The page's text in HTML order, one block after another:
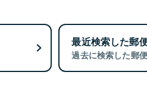
最近検索した郵
過去に検索した郵